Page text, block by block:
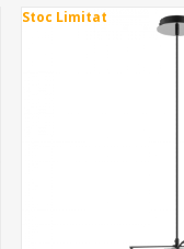
Stoc Limitat